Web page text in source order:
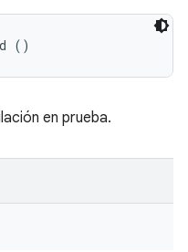
()
en prueba.